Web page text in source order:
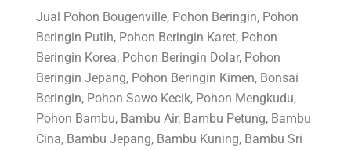
Jual Pohon Bougenville, Pohon Beringin, Pohon
Beringin Putih, Pohon Beringin Karet, Pohon
Beringin Korea, Pohon Beringin Dolar, Pohon
Beringin Jepang, Pohon Beringin Kimen, Bonsai
Beringin, Pohon Sawo Kecik, Pohon Mengkudu,
Pohon Bambu, Bambu Air, Bambu Petung, Bambu
Cina, Bambu Jepang, Bambu Kuning, Bambu Sri